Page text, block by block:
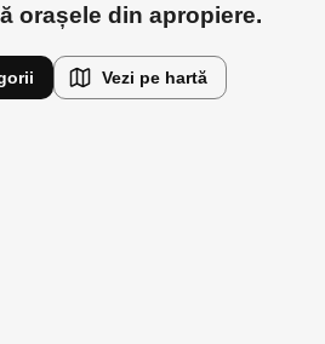
orașele din apropiere.
Vezi pe hartă